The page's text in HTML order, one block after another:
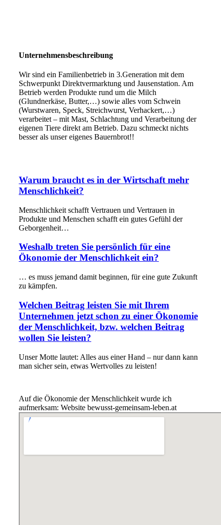
Unternehmensbeschreibung
Wir sind ein Familienbetrieb in 3.Generation mit dem
Schwerpunkt Direktvermarktung und Jausenstation. Am
Betrieb werden Produkte rund um die Milch
(Glundnerkäse, Butter,…) sowie alles vom Schwein
(Wurstwaren, Speck, Streichwurst, Verhackert,…)
verarbeitet – mit Mast, Schlachtung und Verarbeitung der
eigenen Tiere direkt am Betrieb. Dazu schmeckt nichts
besser als unser eigenes Bauernbrot!!
Warum braucht es in der Wirtschaft mehr
Menschlichkeit?
Menschlichkeit schafft Vertrauen und Vertrauen in
Produkte und Menschen schafft ein gutes Gefühl der
Geborgenheit…
Weshalb treten Sie persönlich für eine
Ökonomie der Menschlichkeit ein?
… es muss jemand damit beginnen, für eine gute Zukunft
zu kämpfen.
Welchen Beitrag leisten Sie mit Ihrem
Unternehmen jetzt schon zu einer Ökonomie
der Menschlichkeit, bzw. welchen Beitrag
wollen Sie leisten?
Unser Motte lautet: Alles aus einer Hand – nur dann kann
man sicher sein, etwas Wertvolles zu leisten!
Auf die Ökonomie der Menschlichkeit wurde ich
aufmerksam: Website bewusst-gemeinsam-leben.at